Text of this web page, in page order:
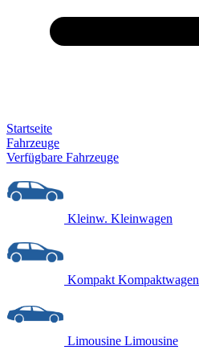
Startseite
Fahrzeuge
Verfügbare Fahrzeuge
Kleinw. Kleinwagen
Kompakt Kompaktwagen
Limousine Limousine